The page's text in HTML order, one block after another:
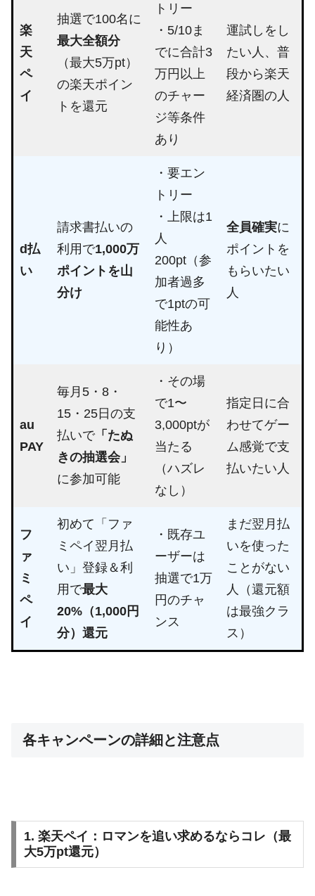
楽
天
ペ
イ
抽選で100名に
最大全額分
（最大5万pt）
の楽天ポイン
トを還元
トリー
・5/10ま
でに合計3
万円以上
のチャー
ジ等条件
あり
運試しをし
たい人、普
段から楽天
経済圏の人
d払
い
請求書払いの
利用で1,000万
ポイントを山
分け
・要エン
トリー
・上限は1
人
200pt（参
加者過多
で1ptの可
能性あ
り）
全員確実に
ポイントを
もらいたい
人
au
PAY
毎月5・8・
15・25日の支
払いで「たぬ
きの抽選会」
に参加可能
・その場
で1〜
3,000ptが
当たる
（ハズレ
なし）
指定日に合
わせてゲー
ム感覚で支
払いたい人
フ
ァ
ミ
ペ
イ
初めて「ファ
ミペイ翌月払
い」登録＆利
用で最大
20%（1,000円
分）還元
・既存ユ
ーザーは
抽選で1万
円のチャ
ンス
まだ翌月払
いを使った
ことがない
人（還元額
は最強クラ
ス）
各キャンペーンの詳細と注意点
1. 楽天ペイ：ロマンを追い求めるならコレ（最
大5万pt還元）